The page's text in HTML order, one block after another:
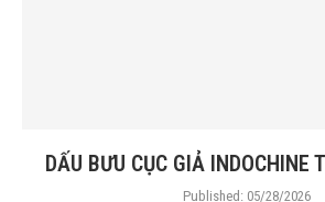
DẤU BƯU CỤC GIẢ INDOCHINE
Published: 05/28/2026